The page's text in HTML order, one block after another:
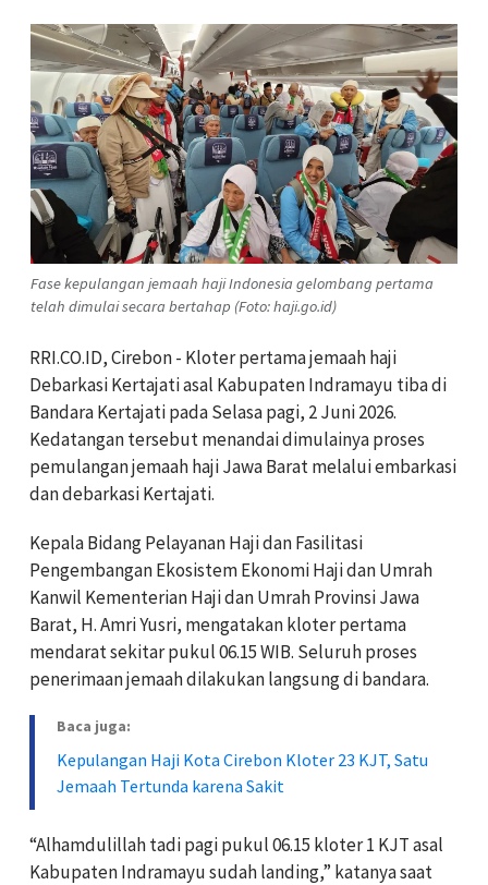
Fase kepulangan jemaah haji Indonesia gelombang pertama
telah dimulai secara bertahap (Foto: haji.go.id)
RRI.CO.ID, Cirebon - Kloter pertama jemaah haji
Debarkasi Kertajati asal Kabupaten Indramayu tiba di
Bandara Kertajati pada Selasa pagi, 2 Juni 2026.
Kedatangan tersebut menandai dimulainya proses
pemulangan jemaah haji Jawa Barat melalui embarkasi
dan debarkasi Kertajati.
Kepala Bidang Pelayanan Haji dan Fasilitasi
Pengembangan Ekosistem Ekonomi Haji dan Umrah
Kanwil Kementerian Haji dan Umrah Provinsi Jawa
Barat, H. Amri Yusri, mengatakan kloter pertama
mendarat sekitar pukul 06.15 WIB. Seluruh proses
penerimaan jemaah dilakukan langsung di bandara.
Baca juga:
Kepulangan Haji Kota Cirebon Kloter 23 KJT, Satu
Jemaah Tertunda karena Sakit
“Alhamdulillah tadi pagi pukul 06.15 kloter 1 KJT asal
Kabupaten Indramayu sudah landing,” katanya saat